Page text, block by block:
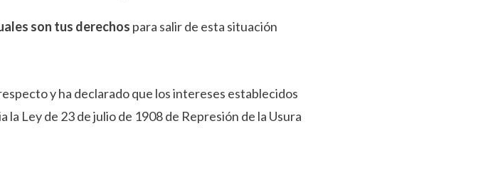
son tus derechos para salir de esta situación
y ha declarado que los intereses establecidos
Ley de 23 de julio de 1908 de Represión de la Usura